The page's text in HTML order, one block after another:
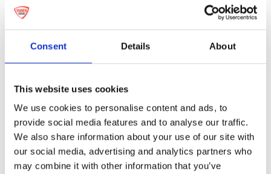
Consent Details About
This website uses cookies
We use cookies to personalise content and ads, to
provide social media features and to analyse our traffic.
We also share information about your use of our site with
our social media, advertising and analytics partners who
may combine it with other information that you’ve
Een greep uit ons portfolio